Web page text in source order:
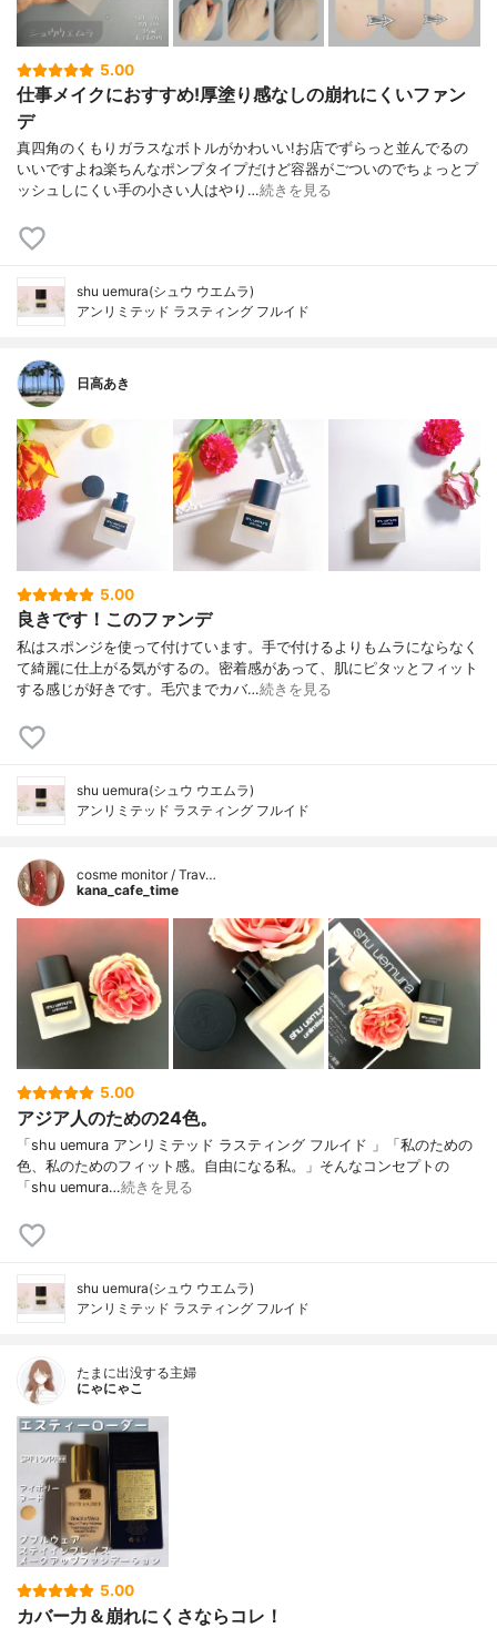
5.00
仕事メイクにおすすめ!厚塗り感なしの崩れにくいファン
デ
真四角のくもりガラスなボトルがかわいい!お店でずらっと並んでるの
いいですよね楽ちんなポンプタイプだけど容器がごついのでちょっとプ
ッシュしにくい手の小さい人はやり…続きを見る
shu uemura(シュウ ウエムラ)
アンリミテッド ラスティング フルイド
日高あき
5.00
良きです！このファンデ
私はスポンジを使って付けています。手で付けるよりもムラにならなく
て綺麗に仕上がる気がするの。密着感があって、肌にピタッとフィット
する感じが好きです。毛穴までカバ…続きを見る
shu uemura(シュウ ウエムラ)
アンリミテッド ラスティング フルイド
cosme monitor / Trav…
kana_cafe_time
5.00
アジア人のための24色。
「shu uemura アンリミテッド ラスティング フルイド 」「私のための
色、私のためのフィット感。自由になる私。」そんなコンセプトの
「shu uemura…続きを見る
shu uemura(シュウ ウエムラ)
アンリミテッド ラスティング フルイド
たまに出没する主婦
にゃにゃこ
5.00
カバー力＆崩れにくさならコレ！